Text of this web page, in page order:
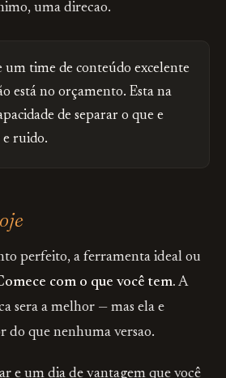
uma direcao.
um time de conteúdo excelente
está no orçamento. Esta na
de separar o que e
ruido.
perfeito, a ferramenta ideal ou
com o que você tem. A
sera a melhor — mas ela e
que nenhuma versao.
e um dia de vantagem que você